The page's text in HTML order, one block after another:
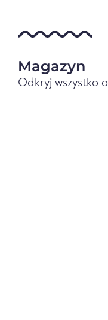
Magazyn
Odkryj wszystko